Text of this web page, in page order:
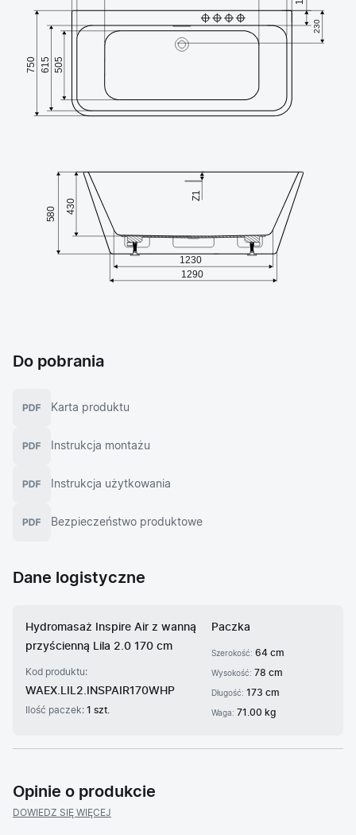
Do pobrania
Karta produktu
Instrukcja montażu
Instrukcja użytkowania
Bezpieczeństwo produktowe
Dane logistyczne
Hydromasaż Inspire Air z wanną
przyścienną Lila 2.0 170 cm
Kod produktu:
WAEX.LIL2.INSPAIR170WHP
Ilość paczek: 1 szt.
Paczka
Szerokość:64 cm
Wysokość: 78 cm
Długość:173 cm
Waga: 71.00 kg
Opinie o produkcie
DOWIEDZ SIĘ WIĘCEJ